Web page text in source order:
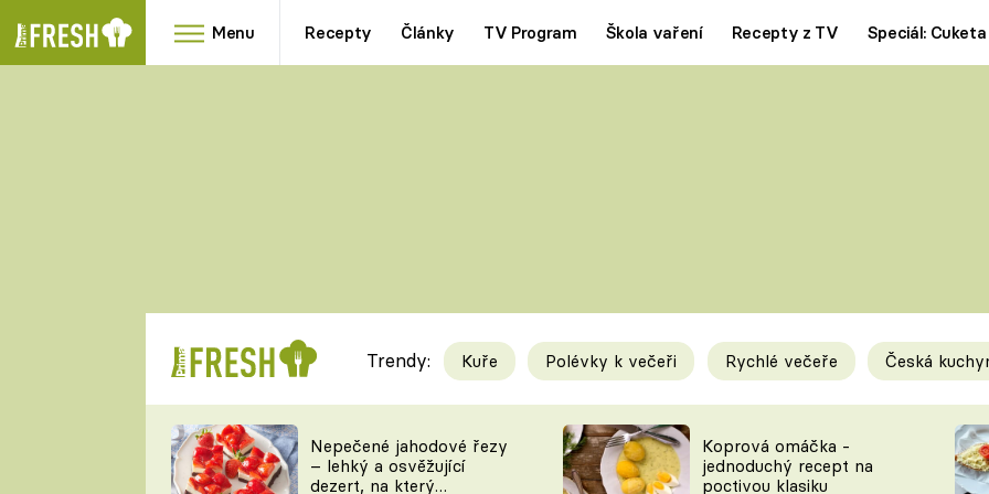
Menu Recepty Články TV Program Škola vaření Recepty z TV Speciál: Cuketa
RYCHLOVKY
Videorecepty
TEĎ VAŘÍ ŠÉF!
Tipy a triky
KAM ZA JÍDLEM
Trendy: Kuře Polévky k večeři Rychlé večeře Česká
Nepečené jahodové řezy
– lehký a osvěžující
dezert, na který
Koprová omáčka -
jednoduchý recept na
poctivou klasiku